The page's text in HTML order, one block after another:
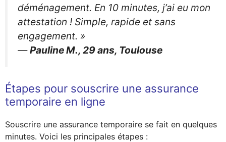
déménagement. En 10 minutes, j’ai eu mon
attestation ! Simple, rapide et sans
engagement. »
—Pauline M., 29 ans, Toulouse
Étapes pour souscrire une assurance
temporaire en ligne
Souscrire une assurance temporaire se fait en quelques
minutes. Voici les principales étapes :